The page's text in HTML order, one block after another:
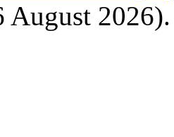
August 2026).